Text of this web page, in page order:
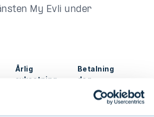
My Evli under
Årlig
avkastning
Betalnings-
dag